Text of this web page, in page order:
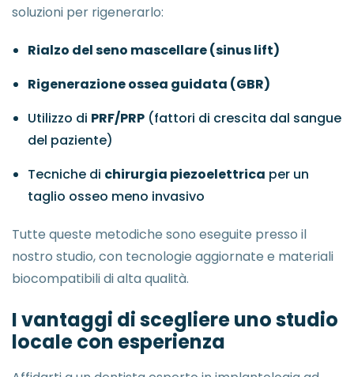
soluzioni per rigenerarlo:
Rialzo del seno mascellare (sinus lift)
Rigenerazione ossea guidata (GBR)
Utilizzo di PRF/PRP (fattori di crescita dal sangue
del paziente)
Tecniche di chirurgia piezoelettrica per un
taglio osseo meno invasivo
Tutte queste metodiche sono eseguite presso il
nostro studio, con tecnologie aggiornate e materiali
biocompatibili di alta qualità.
I vantaggi di scegliere uno studio
locale con esperienza